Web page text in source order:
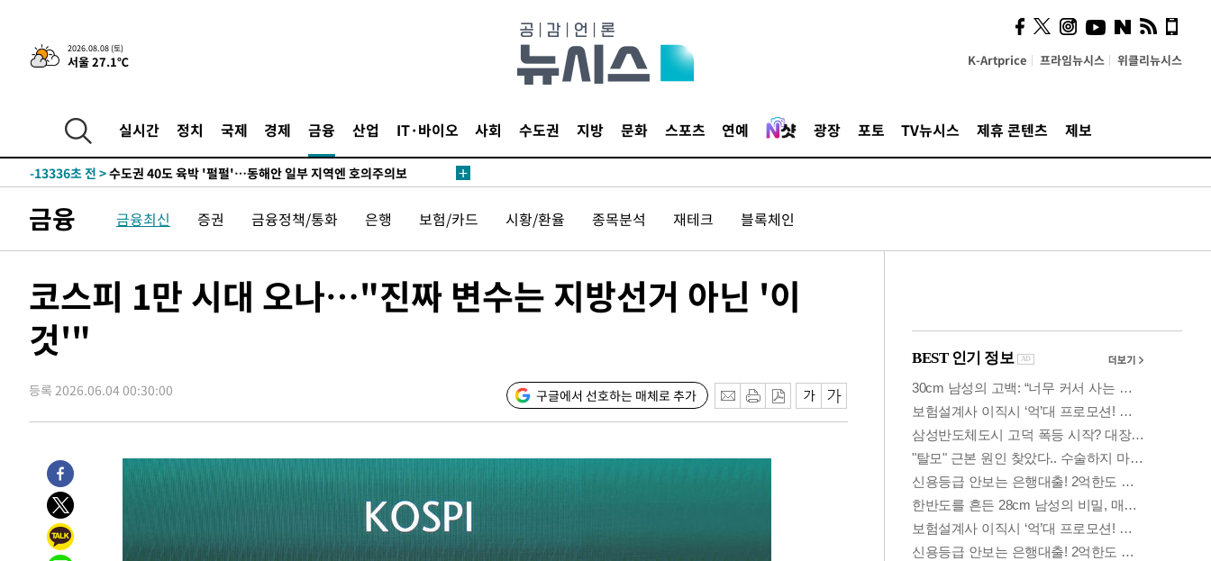
2026.08.08 (토)
서울 27.1℃ K-Artprice 프라임뉴시스 위클리뉴시스
실시간 정치 국제 경제 금융 산업 IT·바이오 사회 수도권 지방 문화 스포츠 연예 광장 포토 TV뉴시스 제휴 콘텐츠 제보
청래 44.56%
-21041초 전 >[속보]與 대표 경선 제주·인천 당원투표…金 47.75%·鄭
42.08%·宋 10.17%
-20575초 전 > 이강인 "아틀레티코 이적 기뻐…등번호 7번 의미보단 팀 위해 뛸
-14284초 전 >
낮 최고 35도 '무더위'…동해안 시간당 30㎜ '강한 비'[내일날씨]
-13554초 전 >
틀레티코 이적"
-13336초 전 >수도권 40도 육박 '펄펄'…동해안 일부 지역엔 호의주의보
-6250초 전 >
강릉에 시간당 81.4㎜ 물폭탄…도로 잠기고 담벼락 붕괴
-2357초 전 >백운산서 80년근 천종산삼 9뿌리 발견…감정가 1.3억원
39분 전 >남자 농구, 나고야 아시안게임서 '홈팀' 일본과 한일전
50분 전 >여수 오동도 해상서 모터보트 전복…1명 사망·1명 실종
1시간 전 >
3시간 전 >[속보]'압수수색·성접대 논란' 축구협회 "실망과 걱정 안겨드려 죄송"
6시간 전 >'최고 37도' 폭염 지속…강원동해안 최대 150㎜ 비
-30779초 전 >
이란 "호르무즈 재개방 합의 근접…美 배상 선행돼야"
-21826초 전 >
[속보]與최고위원 제주·인천 순회경선…박선원·최민희·서미화·
한민수·김용 순
-21779초 전 >
[속보]김민석, 與 전대 당원투표 누적 득표율 45.42%로 1위… 정
청래 44.56%
-21061초 전 >
[속보]與 대표 경선 제주·인천 당원투표…金 47.75%·鄭
금융 금융최신 증권 금융정책/통화 은행 보험/카드 시황/환율 종목분석 재테크 블록체인
코스피 1만 시대 오나…"진짜 변수는 지방선거 아닌 '이
것'"
등록 2026.06.04 00:30:00 구글에서 선호하는 매체로 추가
사이 해답 찾았죠"…알을
깨고 나온 '초자아'